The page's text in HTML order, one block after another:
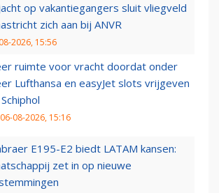
op vakantiegangers sluit vliegveld
zich aan bij ANVR
2026, 15:56
ruimte voor vracht doordat onder
Lufthansa en easyJet slots vrijgeven
06-08-2026, 15:16
E195-E2 biedt LATAM kansen:
zet in op nieuwe